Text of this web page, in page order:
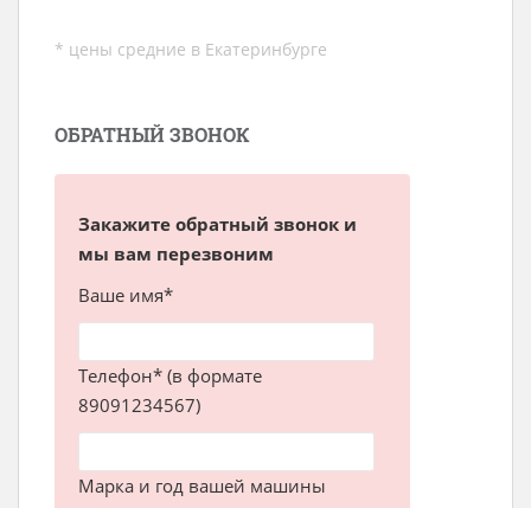
* цены средние в Екатеринбурге
ОБРАТНЫЙ ЗВОНОК
Закажите обратный звонок и
мы вам перезвоним
Ваше имя*
Телефон* (в формате
89091234567)
Марка и год вашей машины